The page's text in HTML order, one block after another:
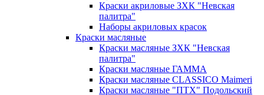
Краски акриловые ЗХК "Невская
палитра"
Наборы акриловых красок
Краски масляные
Краски масляные ЗХК "Невская
палитра"
Краски масляные ГАММА
Краски масляные CLASSICO Maimeri
Краски масляные "ПТХ" Подольский